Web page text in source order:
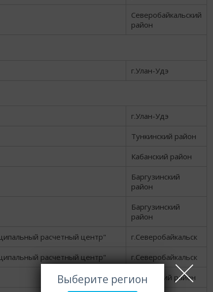
Выберите регион
Северобайкальский
район
г.Улан-Удэ
г.Улан-Удэ
Тункинский район
Кабанский район
Баргузинский
район
Баргузинский
район
расчетный центр" г.Северобайкальск
расчетный центр" г.Северобайкальск
Кяхтинский район